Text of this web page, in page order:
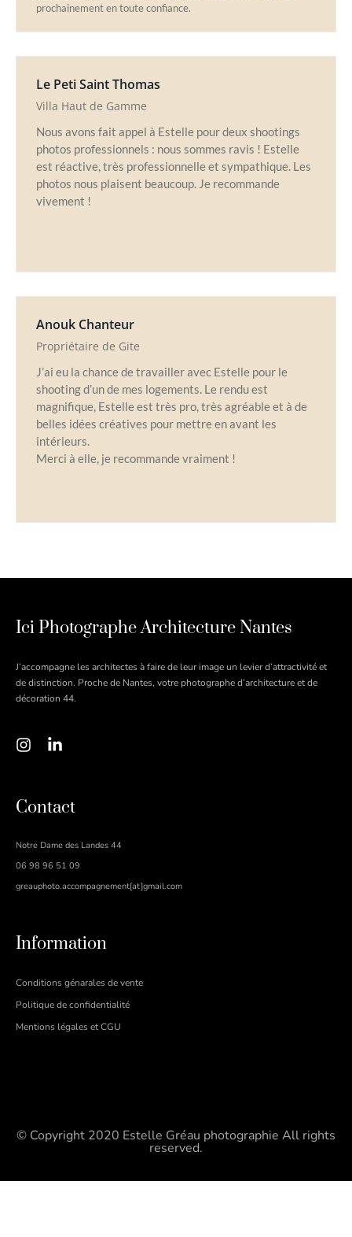
prochainement en toute confiance.
Le Peti Saint Thomas
Villa Haut de Gamme
Nous avons fait appel à Estelle pour deux shootings
photos professionnels : nous sommes ravis ! Estelle
est réactive, très professionnelle et sympathique. Les
photos nous plaisent beaucoup. Je recommande
vivement !
Anouk Chanteur
Propriétaire de Gite
J’ai eu la chance de travailler avec Estelle pour le
shooting d’un de mes logements. Le rendu est
magnifique, Estelle est très pro, très agréable et à de
belles idées créatives pour mettre en avant les
intérieurs.
Merci à elle, je recommande vraiment !
Ici Photographe Architecture Nantes
J’accompagne les architectes à faire de leur image un levier d’attractivité et
de distinction. Proche de Nantes, votre photographe d’architecture et de
décoration 44.
Contact
Notre Dame des Landes 44
06 98 96 51 09
greauphoto.accompagnement[at]gmail.com
Information
Conditions génarales de vente
Politique de confidentialité
Mentions légales et CGU
© Copyright 2020 Estelle Gréau photographie All rights
reserved.